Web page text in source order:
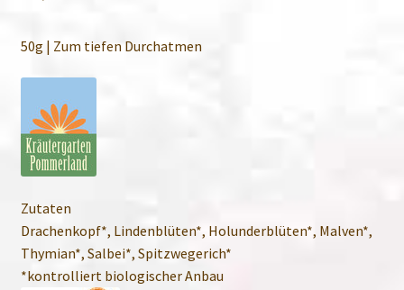
50g | Zum tiefen Durchatmen
Zutaten
Drachenkopf*, Lindenblüten*, Holunderblüten*, Malven*,
Thymian*, Salbei*, Spitzwegerich*
*kontrolliert biologischer Anbau